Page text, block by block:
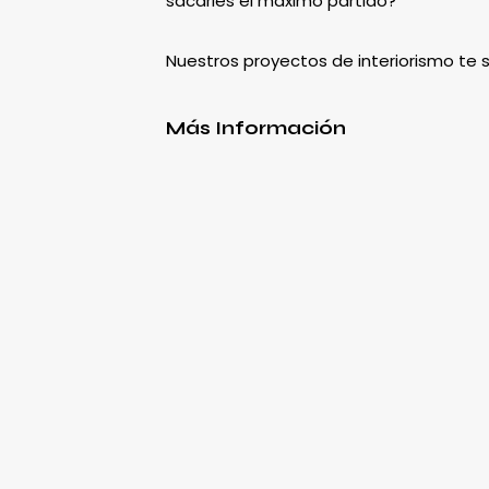
Nuestros proyectos de interiorismo te
Más Información